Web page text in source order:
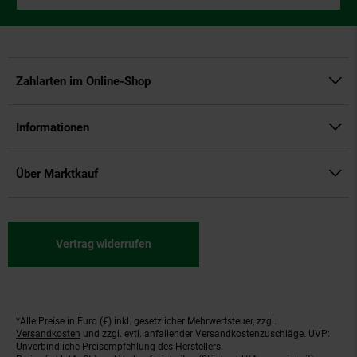
Zahlarten im Online-Shop
Informationen
Über Marktkauf
Vertrag widerrufen
Fußnoten
*Alle Preise in Euro (€) inkl. gesetzlicher Mehrwertsteuer, zzgl.
Versandkosten und zzgl. evtl. anfallender Versandkostenzuschläge. UVP:
Unverbindliche Preisempfehlung des Herstellers.